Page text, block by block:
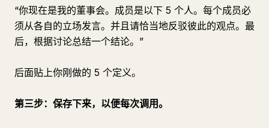
“你现在是我的董事会。成员是以下 5 个人。每个成员必
须从各自的立场发言。并且请恰当地反驳彼此的观点。最
后，根据讨论总结一个结论。”
后面贴上你刚做的 5 个定义。
第三步：保存下来，以便每次调用。